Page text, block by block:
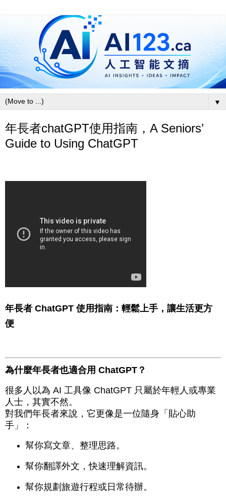
▼
年長者chatGPT使用指南，A Seniors’
Guide to Using ChatGPT
年長者 ChatGPT 使用指南：輕鬆上手，讓生活更方
便
為什麼年長者也適合用 ChatGPT？
很多人以為 AI 工具像 ChatGPT 只屬於年輕人或專業
人士，其實不然。
對我們年長者來說，它更像是一位隨身「貼心助
手」：
幫你寫文章、整理思路。
幫你翻譯外文，快速理解資訊。
幫你規劃旅遊行程或日常待辦。